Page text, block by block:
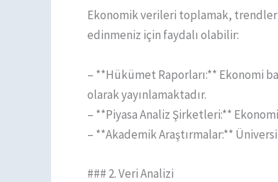
Ekonomik verileri toplamak,
edinmeniz için faydalı olabilir:
– **Hükümet Raporları:** Ekonomi
olarak yayınlamaktadır.
– **Piyasa Analiz Şirketleri:**
– **Akademik Araştırmalar:**
### 2. Veri Analizi